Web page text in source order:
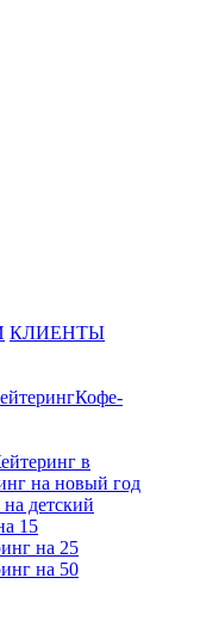
КЛИЕНТЫ
Кофе-
в
на новый год
детский
15
на 25
на 50